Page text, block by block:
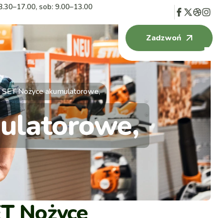
sob: 9.00–13.00
Zadzwoń
Nożyce akumulatorowe,